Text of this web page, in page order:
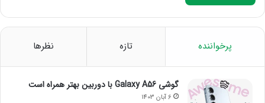
پرخواننده تازه نظرها
گوشی Galaxy A56 با دوربین بهتر همراه است
6 آبان 1403